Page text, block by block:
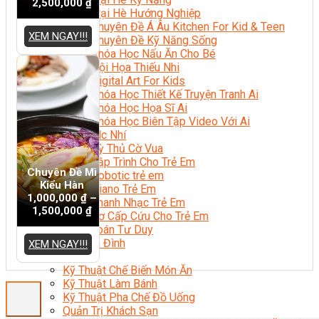
Trại Hè Hướng Nghiệp
Chuyên Đề Á Âu Kitchen For Kid & Teen
Chuyên Đề Kỹ Năng Sống
Khóa Học Nấu Ăn Cho Bé
Hội Họa Thiếu Nhi
Digital Art For Kids
Khóa Học Thiết Kế Truyện Tranh Ai
Khóa Học Họa Sĩ Ai
Khóa Học Biên Tập Video Với Ai
Mc Nhí
Kỳ Thủ Cờ Vua
Lập Trình Cho Trẻ Em
Robotic trẻ em
Piano Trẻ Em
Thanh Nhạc Trẻ Em
Sơ Cấp Cứu Cho Trẻ Em
Toán Tư Duy
Bếp Gia Đình
Trung Cấp CET
Kỹ Thuật Chế Biến Món Ăn
Kỹ Thuật Làm Bánh
Kỹ Thuật Pha Chế Đồ Uống
Quản Trị Khách Sạn
2,500,000 ₫
XEM NGAY!!!
Chuyên Đề Mì
Kiểu Hàn
1,000,000₫–
1,500,000 ₫
XEM NGAY!!!